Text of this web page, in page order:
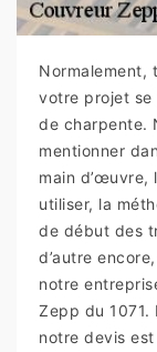
Normalement,
votre projet
de charpente.
mentionner
main d’œuvre,
utiliser, la
de début des
d’autre
notre
Zepp du 1071.
notre devis